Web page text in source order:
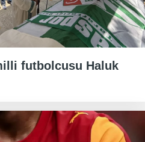
futbolcusu Haluk